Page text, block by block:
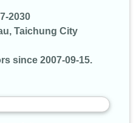
2030
Taichung City
since 2007-09-15.